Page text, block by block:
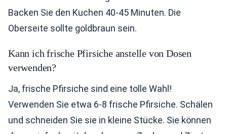
Backen Sie den Kuchen 40-45 Minuten. Die
Oberseite sollte goldbraun sein.
Kann ich frische Pfirsiche anstelle von Dosen
verwenden?
Ja, frische Pfirsiche sind eine tolle Wahl!
Verwenden Sie etwa 6-8 frische Pfirsiche. Schälen
und schneiden Sie sie in kleine Stücke. Sie können